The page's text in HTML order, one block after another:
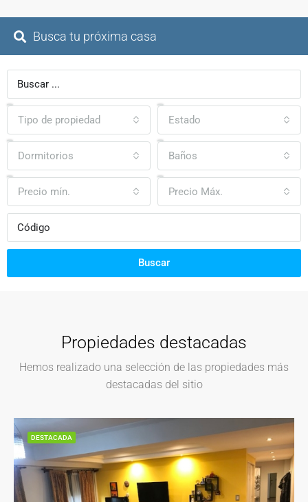
Busca tu próxima casa
Tipo de propiedad Estado
Dormitorios Baños
Precio mín. Precio Máx.
Buscar
Propiedades destacadas
Hemos realizado una selección de las propiedades más
destacadas del sitio
DESTACADA